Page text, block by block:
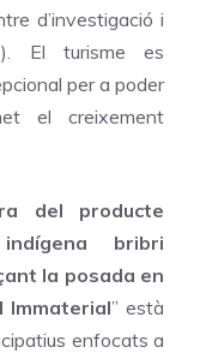
d’investigació i
El turisme es
per a poder
el creixement
del producte
bribri
la posada en
Immaterial” està
enfocats a